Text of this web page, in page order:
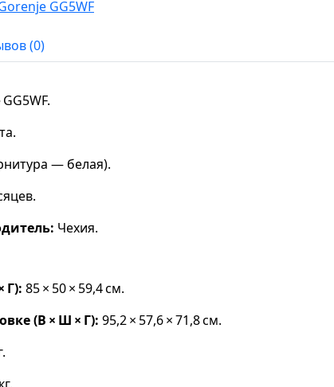
(0)
— белая).
Чехия.
Г): 85 × 50 × 59,4 см.
(В × Ш × Г): 95,2 × 57,6 × 71,8 см.